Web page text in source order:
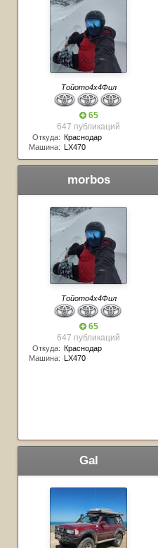
Тойото4х4Фил
65
647 публикаций
Откуда: Краснодар
Машина: LX470
morbos
Тойото4х4Фил
65
647 публикаций
Откуда: Краснодар
Машина: LX470
Gal